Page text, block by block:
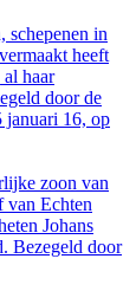
schepenen in
heeft
haar
door de
januari 16, op
zoon van
van Echten
Johans
Bezegeld door